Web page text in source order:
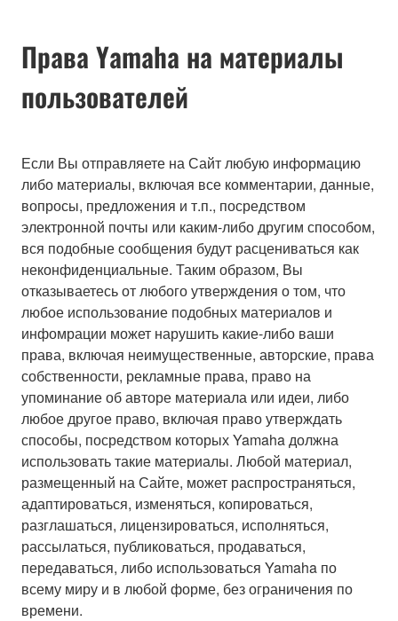
Права Yamaha на материалы
пользователей
Если Вы отправляете на Сайт любую информацию
либо материалы, включая все комментарии, данные,
вопросы, предложения и т.п., посредством
электронной почты или каким-либо другим способом,
вся подобные сообщения будут расцениваться как
неконфиденциальные. Таким образом, Вы
отказываетесь от любого утверждения о том, что
любое использование подобных материалов и
инфомрации может нарушить какие-либо ваши
права, включая неимущественные, авторские, права
собственности, рекламные права, право на
упоминание об авторе материала или идеи, либо
любое другое право, включая право утверждать
способы, посредством которых Yamaha должна
использовать такие материалы. Любой материал,
размещенный на Сайте, может распространяться,
адаптироваться, изменяться, копироваться,
разглашаться, лицензироваться, исполняться,
рассылаться, публиковаться, продаваться,
передаваться, либо использоваться Yamaha по
всему миру и в любой форме, без ограничения по
времени.